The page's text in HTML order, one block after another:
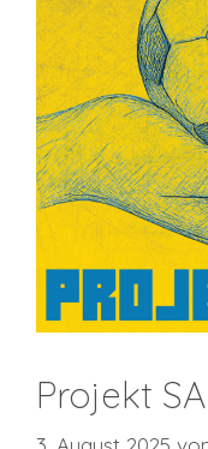
Projekt